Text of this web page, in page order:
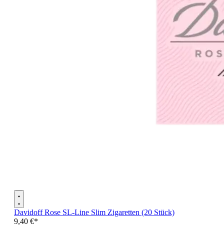
Davidoff Rose SL-Line Slim Zigaretten (20 Stück)
9,40 €*